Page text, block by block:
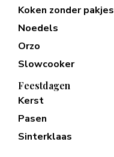
Koken zonder pakjes
Noedels
Orzo
Slowcooker
Feestdagen
Kerst
Pasen
Sinterklaas